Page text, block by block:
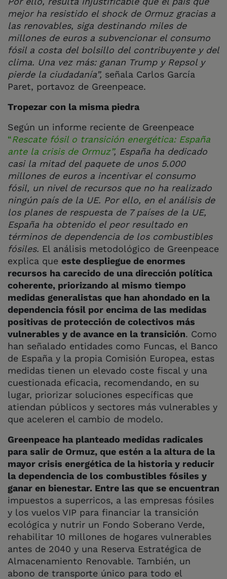
mejor ha resistido el shock de Ormuz gracias a
las renovables, siga destinando miles de
millones de euros a subvencionar el consumo
fósil a costa del bolsillo del contribuyente y del
clima. Una vez más: ganan Trump y Repsol y
pierde la ciudadanía”, señala Carlos García
Paret, portavoz de Greenpeace.
Tropezar con la misma piedra
Según un informe reciente de Greenpeace
“Rescate fósil o transición energética: España
ante la crisis de Ormuz”, España ha dedicado
casi la mitad del paquete de unos 5.000
millones de euros a incentivar el consumo
fósil, un nivel de recursos que no ha realizado
ningún país de la UE. Por ello, en el análisis de
los planes de respuesta de 7 países de la UE,
España ha obtenido el peor resultado en
términos de dependencia de los combustibles
fósiles. El análisis metodológico de Greenpeace
explica que este despliegue de enormes
recursos ha carecido de una dirección política
coherente, priorizando al mismo tiempo
medidas generalistas que han ahondado en la
dependencia fósil por encima de las medidas
positivas de protección de colectivos más
vulnerables y de avance en la transición. Como
han señalado entidades como Funcas, el Banco
de España y la propia Comisión Europea, estas
medidas tienen un elevado coste fiscal y una
cuestionada eficacia, recomendando, en su
lugar, priorizar soluciones específicas que
atiendan públicos y sectores más vulnerables y
que aceleren el cambio de modelo.
Greenpeace ha planteado medidas radicales
para salir de Ormuz, que estén a la altura de la
mayor crisis energética de la historia y reducir
la dependencia de los combustibles fósiles y
ganar en bienestar. Entre las que se encuentran
impuestos a superricos, a las empresas fósiles
y los vuelos VIP para financiar la transición
ecológica y nutrir un Fondo Soberano Verde,
rehabilitar 10 millones de hogares vulnerables
antes de 2040 y una Reserva Estratégica de
Almacenamiento Renovable. También, un
abono de transporte único para todo el